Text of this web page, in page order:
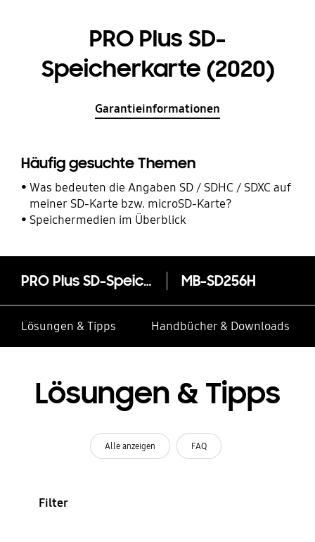
PRO Plus SD-
Speicherkarte (2020)
Garantieinformationen
Häufig gesuchte Themen
Was bedeuten die Angaben SD / SDHC / SDXC auf
meiner SD-Karte bzw. microSD-Karte?
Speichermedien im Überblick
PRO Plus SD-Speicherkarte (2020) MB-SD256H
Lösungen & Tipps Handbücher & Downloads
Lösungen & Tipps
Alle anzeigen FAQ
Filter